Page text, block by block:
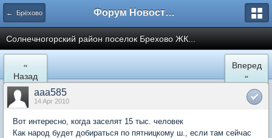
← Брёхово Форум Новостройки
Cолнечногорский район поселок Брехово ЖК...
«
Назад
Вперед
»
aaa585
14 Apr 2010
Вот интересно, когда заселят 15 тыс. человек
Как народ будет добираться по пятницкому ш., если там сейчас